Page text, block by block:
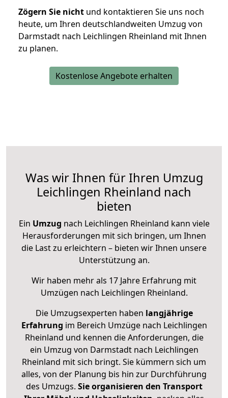
Zögern Sie nicht und kontaktieren Sie uns noch
heute, um Ihren deutschlandweiten Umzug von
Darmstadt nach Leichlingen Rheinland mit Ihnen
zu planen.
Kostenlose Angebote erhalten
Was wir Ihnen für Ihren Umzug
Leichlingen Rheinland nach
bieten
Ein Umzug nach Leichlingen Rheinland kann viele
Herausforderungen mit sich bringen, um Ihnen
die Last zu erleichtern – bieten wir Ihnen unsere
Unterstützung an.
Wir haben mehr als 17 Jahre Erfahrung mit
Umzügen nach Leichlingen Rheinland.
Die Umzugsexperten haben langjährige
Erfahrung im Bereich Umzüge nach Leichlingen
Rheinland und kennen die Anforderungen, die
ein Umzug von Darmstadt nach Leichlingen
Rheinland mit sich bringt. Sie kümmern sich um
alles, von der Planung bis hin zur Durchführung
des Umzugs. Sie organisieren den Transport